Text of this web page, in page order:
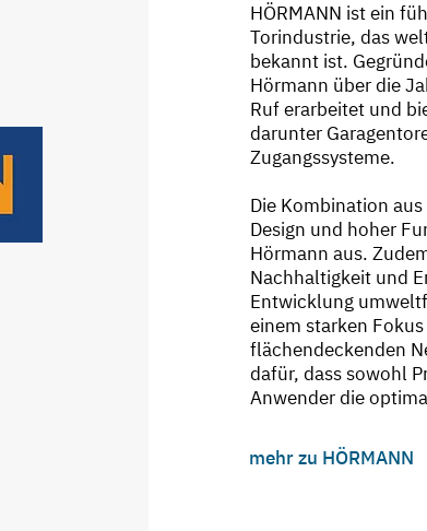
HÖRMANN ist ein
Torindustrie, das
bekannt ist.
Hörmann über die
Ruf erarbeitet und
darunter
Zugangssysteme.
Die Kombination
Design und hoher
Hörmann aus.
Nachhaltigkeit und
Entwicklung
einem starken
flächendeckenden
dafür, dass sowohl
Anwender die
mehr zu HÖRMANN